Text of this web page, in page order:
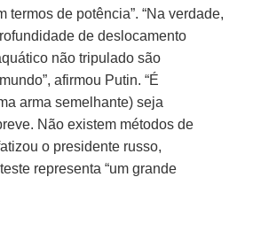
termos de potência”. “Na verdade,
de deslocamento
não tripulado são
afirmou Putin. “É
arma semelhante) seja
Não existem métodos de
o presidente russo,
representa “um grande